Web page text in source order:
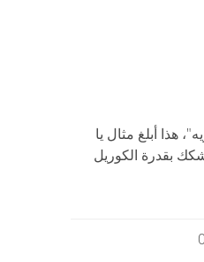
هذا أبلغ مثال يا
بقدرة الكوريل